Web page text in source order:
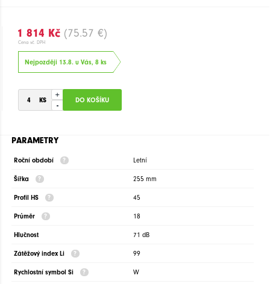
1 814 Kč (75.57 €)
Cena vč. DPH
Nejpozději 13.8. u Vás, 8 ks
+
-
PARAMETRY
Roční období Letní
Šířka 255 mm
Profil HS 45
Průměr 18
Hlučnost 71 dB
Zátěžový index Li 99
Rychlostní symbol Si W